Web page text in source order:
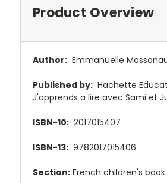
Product Overview
Author: Emmanuelle
Published by: Hachette
J'apprends a lire avec Sami et
ISBN-10: 2017015407
ISBN-13: 9782017015406
Section: French children's book